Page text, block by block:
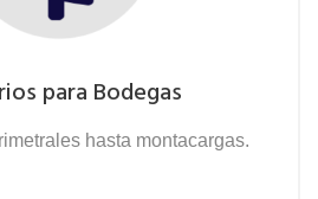
para Bodegas
hasta montacargas.